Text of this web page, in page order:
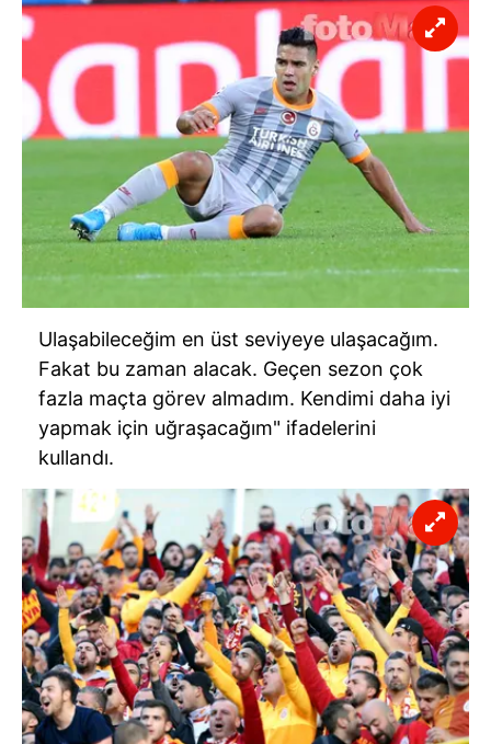
Ulaşabileceğim en üst seviyeye ulaşacağım.
Fakat bu zaman alacak. Geçen sezon çok
fazla maçta görev almadım. Kendimi daha iyi
yapmak için uğraşacağım" ifadelerini
kullandı.